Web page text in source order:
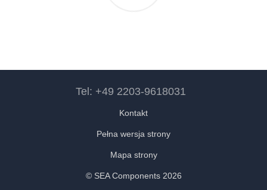
Tel: +49 2203-9618031
Kontakt
Pełna wersja strony
Mapa strony
© SEA Components 2026